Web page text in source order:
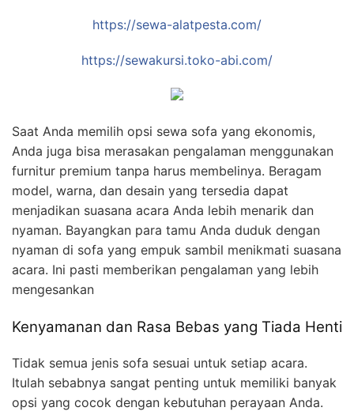
https://sewa-alatpesta.com/
https://sewakursi.toko-abi.com/
Saat Anda memilih opsi sewa sofa yang ekonomis,
Anda juga bisa merasakan pengalaman menggunakan
furnitur premium tanpa harus membelinya. Beragam
model, warna, dan desain yang tersedia dapat
menjadikan suasana acara Anda lebih menarik dan
nyaman. Bayangkan para tamu Anda duduk dengan
nyaman di sofa yang empuk sambil menikmati suasana
acara. Ini pasti memberikan pengalaman yang lebih
mengesankan
Kenyamanan dan Rasa Bebas yang Tiada Henti
Tidak semua jenis sofa sesuai untuk setiap acara.
Itulah sebabnya sangat penting untuk memiliki banyak
opsi yang cocok dengan kebutuhan perayaan Anda.